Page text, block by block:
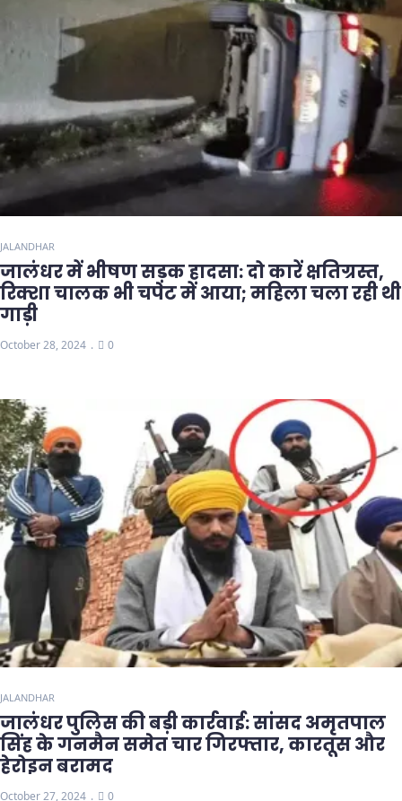
JALANDHAR
जालंधर में भीषण सड़क हादसा: दो कारें क्षतिग्रस्त,
रिक्शा चालक भी चपेट में आया; महिला चला रही थी
गाड़ी
October 28, 2024 0
JALANDHAR
जालंधर पुलिस की बड़ी कार्रवाई: सांसद अमृतपाल
सिंह के गनमैन समेत चार गिरफ्तार, कारतूस और
हेरोइन बरामद
October 27, 2024 0